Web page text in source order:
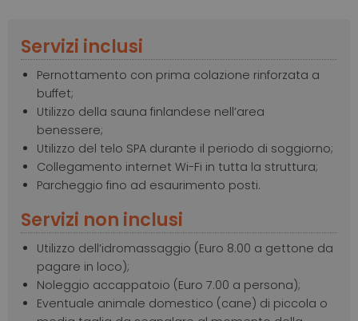
Servizi inclusi
Pernottamento con prima colazione rinforzata a
buffet;
Utilizzo della sauna finlandese nell’area
benessere;
Utilizzo del telo SPA durante il periodo di soggiorno;
Collegamento internet Wi-Fi in tutta la struttura;
Parcheggio fino ad esaurimento posti.
Servizi non inclusi
Utilizzo dell’idromassaggio (Euro 8.00 a gettone da
pagare in loco);
Noleggio accappatoio (Euro 7.00 a persona);
Eventuale animale domestico (cane) di piccola o